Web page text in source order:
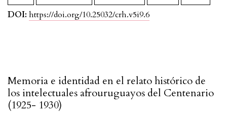
DOI: https://doi.org/10.25032/crh.v5i9.6
Memoria e identidad en el relato histórico de
los intelectuales afrouruguayos del Centenario
(1925- 1930)